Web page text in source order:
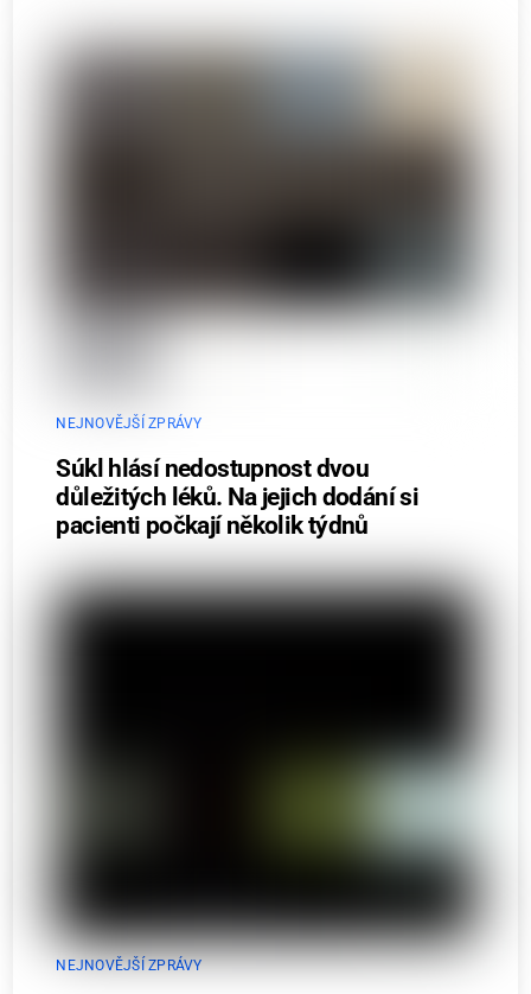
NEJNOVĚJŠÍ ZPRÁVY
Súkl hlásí nedostupnost dvou
důležitých léků. Na jejich dodání si
pacienti počkají několik týdnů
NEJNOVĚJŠÍ ZPRÁVY